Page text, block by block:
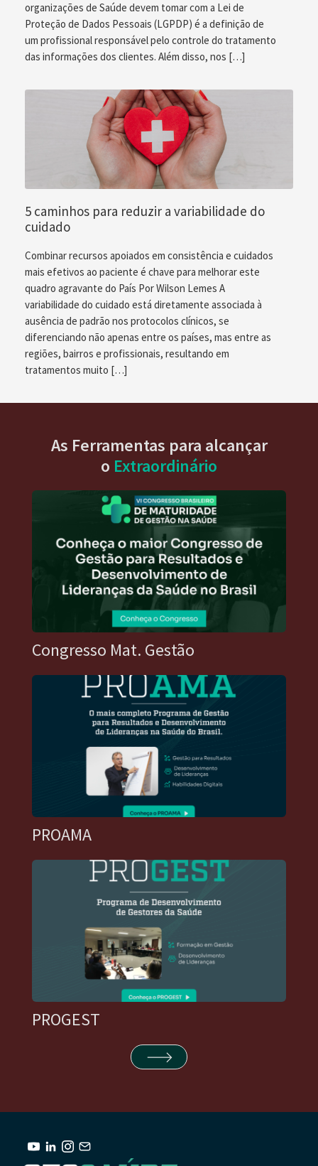
organizações de Saúde devem tomar com a Lei de
Proteção de Dados Pessoais (LGPDP) é a definição de
um profissional responsável pelo controle do tratamento
das informações dos clientes. Além disso, nos […]
5 caminhos para reduzir a variabilidade do
cuidado
Combinar recursos apoiados em consistência e cuidados
mais efetivos ao paciente é chave para melhorar este
quadro agravante do País Por Wilson Lemes A
variabilidade do cuidado está diretamente associada à
ausência de padrão nos protocolos clínicos, se
diferenciando não apenas entre os países, mas entre as
regiões, bairros e profissionais, resultando em
tratamentos muito […]
As Ferramentas para alcançar
o Extraordinário
Congresso Mat. Gestão
PROAMA
PROGEST